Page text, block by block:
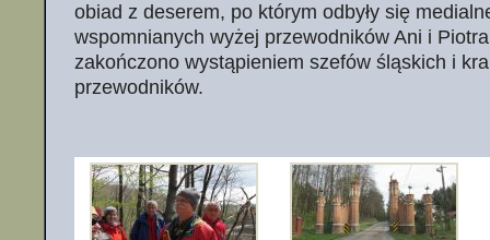
obiad z deserem, po którym odbyły się
wspomnianych wyżej przewodników Ani i
zakończono wystąpieniem szefów śląskich i
przewodników.